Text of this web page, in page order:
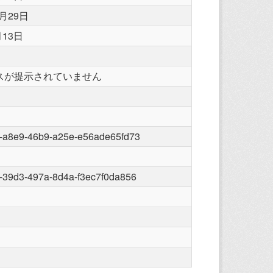
29日
日
が提示されていません
46b9-a25e-e56ade65fd73
497a-8d4a-f3ec7f0da856